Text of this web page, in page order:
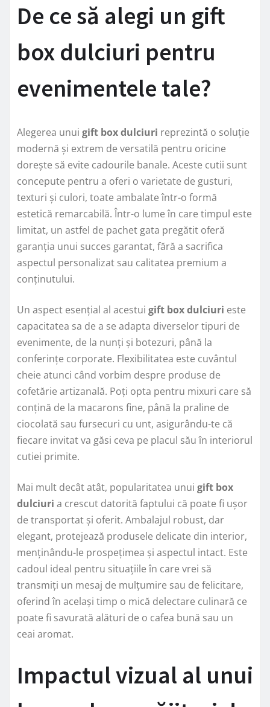
De ce să alegi un gift
box dulciuri pentru
evenimentele tale?
Alegerea unui gift box dulciuri reprezintă o soluție
modernă și extrem de versatilă pentru oricine
dorește să evite cadourile banale. Aceste cutii sunt
concepute pentru a oferi o varietate de gusturi,
texturi și culori, toate ambalate într-o formă
estetică remarcabilă. Într-o lume în care timpul este
limitat, un astfel de pachet gata pregătit oferă
garanția unui succes garantat, fără a sacrifica
aspectul personalizat sau calitatea premium a
conținutului.
Un aspect esențial al acestui gift box dulciuri este
capacitatea sa de a se adapta diverselor tipuri de
evenimente, de la nunți și botezuri, până la
conferințe corporate. Flexibilitatea este cuvântul
cheie atunci când vorbim despre produse de
cofetărie artizanală. Poți opta pentru mixuri care să
conțină de la macarons fine, până la praline de
ciocolată sau fursecuri cu unt, asigurându-te că
fiecare invitat va găsi ceva pe placul său în interiorul
cutiei primite.
Mai mult decât atât, popularitatea unui gift box
dulciuri a crescut datorită faptului că poate fi ușor
de transportat și oferit. Ambalajul robust, dar
elegant, protejează produsele delicate din interior,
menținându-le prospețimea și aspectul intact. Este
cadoul ideal pentru situațiile în care vrei să
transmiți un mesaj de mulțumire sau de felicitare,
oferind în același timp o mică delectare culinară ce
poate fi savurată alături de o cafea bună sau un
ceai aromat.
Impactul vizual al unui